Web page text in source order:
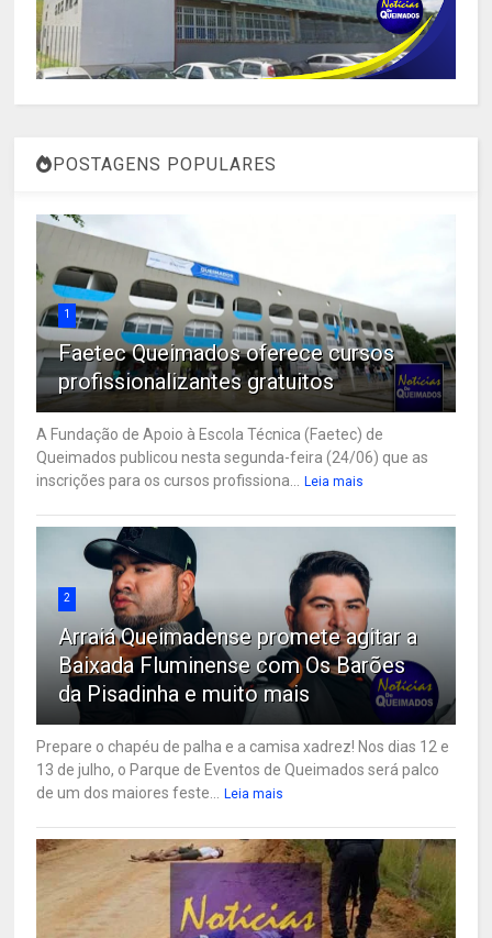
POSTAGENS POPULARES
1
Faetec Queimados oferece cursos
profissionalizantes gratuitos
A Fundação de Apoio à Escola Técnica (Faetec) de
Queimados publicou nesta segunda-feira (24/06) que as
inscrições para os cursos profissiona...
Leia mais
2
Arraiá Queimadense promete agitar a
Baixada Fluminense com Os Barões
da Pisadinha e muito mais
Prepare o chapéu de palha e a camisa xadrez! Nos dias 12 e
13 de julho, o Parque de Eventos de Queimados será palco
de um dos maiores feste...
Leia mais